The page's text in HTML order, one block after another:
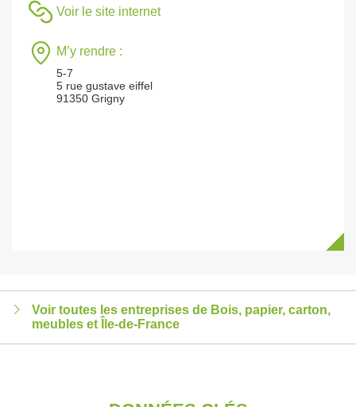
Voir le site internet
M’y rendre :
5-7
5 rue gustave eiffel
91350 Grigny
Voir toutes les entreprises de Bois, papier, carton,
meubles et Île-de-France